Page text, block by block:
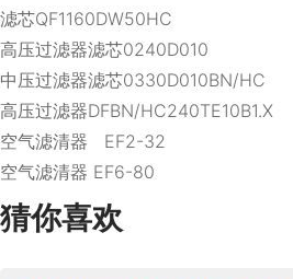
滤芯QF1160DW50HC
高压过滤器滤芯0240D010
中压过滤器滤芯0330D010BN/HC
高压过滤器DFBN/HC240TE10B1.X
空气滤清器 EF2-32
空气滤清器 EF6-80
猜你喜欢